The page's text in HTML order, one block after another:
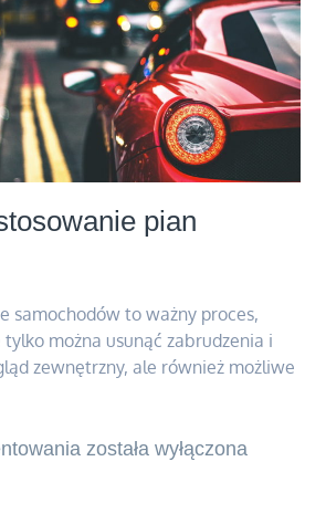
pian
samochodów to ważny proces,
można usunąć zabrudzenia i
zewnętrzny, ale również możliwe
Działanie
została wyłączona